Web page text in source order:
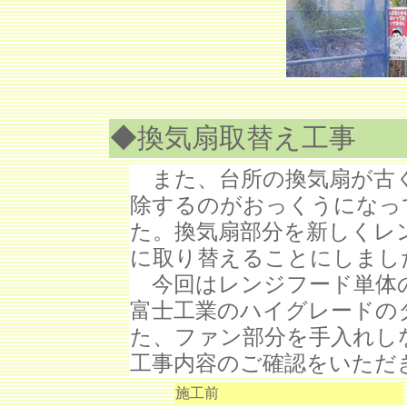
◆換気扇取替え工事
また、台所の換気扇が古
除するのがおっくうにな
た。換気扇部分を新しく
に取り替えることにしまし
今回はレンジフード単体
富士工業のハイグレードの
た、ファン部分を手入れ
工事内容のご確認をいた
施工前